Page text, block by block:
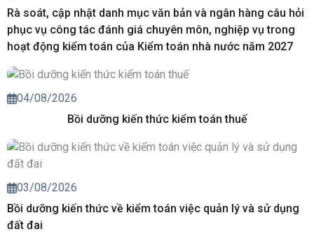
Rà soát, cập nhật danh mục văn bản và ngân hàng câu hỏi
phục vụ công tác đánh giá chuyên môn, nghiệp vụ trong
hoạt động kiểm toán của Kiểm toán nhà nước năm 2027
04/08/2026
Bồi dưỡng kiến thức kiểm toán thuế
03/08/2026
Bồi dưỡng kiến thức về kiểm toán việc quản lý và sử dụng
đất đai